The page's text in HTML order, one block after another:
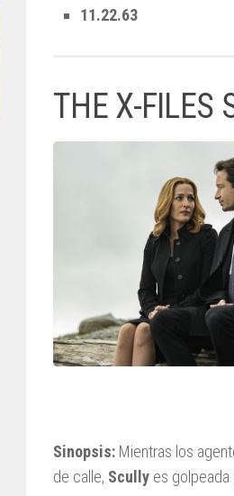
11.22.63
THE X-FILES
Sinopsis: Mientras los
de calle, Scully es golpeada